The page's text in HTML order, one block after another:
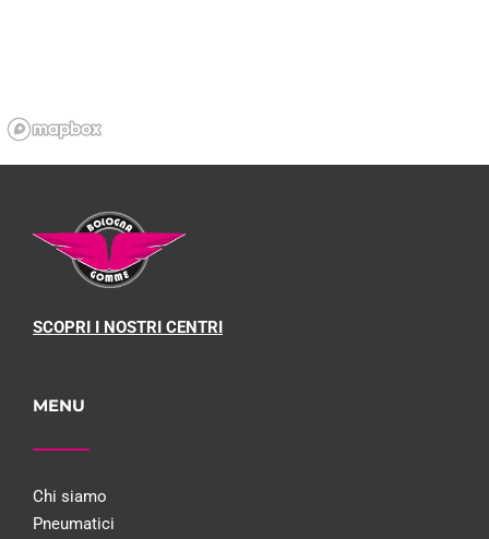
SCOPRI I NOSTRI CENTRI
MENU
Chi siamo
Pneumatici